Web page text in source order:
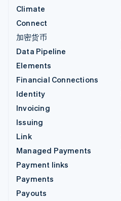
Climate
Connect
加密货币
Data Pipeline
Elements
Financial Connections
Identity
Invoicing
Issuing
Link
Managed Payments
Payment links
Payments
Payouts